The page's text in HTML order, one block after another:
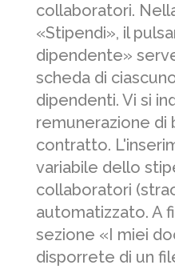
collaboratori.
«Stipendi», il
dipendente»
scheda di
dipendenti. Vi si
remunerazione di
contratto.
variabile dello
collaboratori
automatizzato. A
sezione «I miei
disporrete di un